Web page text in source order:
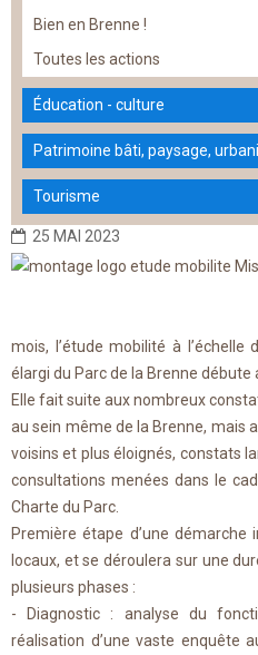
Bien en Brenne !
Toutes les actions
Éducation - culture
Patrimoine bâti, paysage,
Tourisme
25 MAI 2023
mois, l’étude mobilité à
élargi du Parc de la Brenne débute
Elle fait suite aux nombreux
au sein même de la Brenne, mais
voisins et plus éloignés, constats
consultations menées dans le
Charte du Parc.
Première étape d’une
locaux, et se déroulera sur une
plusieurs phases :
- Diagnostic : analyse du
réalisation d’une vaste enquête